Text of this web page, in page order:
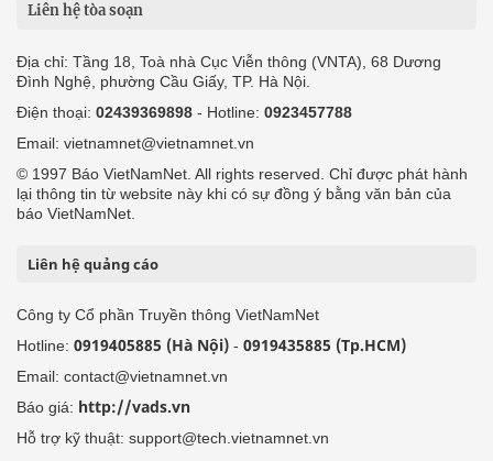
Liên hệ tòa soạn
Địa chỉ: Tầng 18, Toà nhà Cục Viễn thông (VNTA), 68 Dương
Đình Nghệ, phường Cầu Giấy, TP. Hà Nội.
Điện thoại: 02439369898 - Hotline: 0923457788
Email: vietnamnet@vietnamnet.vn
© 1997 Báo VietNamNet. All rights reserved. Chỉ được phát hành
lại thông tin từ website này khi có sự đồng ý bằng văn bản của
báo VietNamNet.
Liên hệ quảng cáo
Công ty Cổ phần Truyền thông VietNamNet
Hotline: 0919405885 (Hà Nội) - 0919435885 (Tp.HCM)
Email: contact@vietnamnet.vn
Báo giá: http://vads.vn
Hỗ trợ kỹ thuật: support@tech.vietnamnet.vn